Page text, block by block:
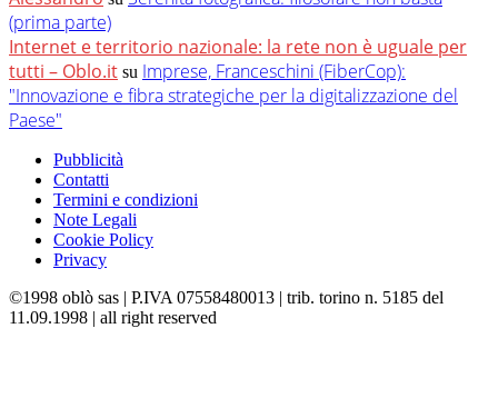
(prima parte)
Internet e territorio nazionale: la rete non è uguale per
tutti – Oblo.it su Imprese, Franceschini (FiberCop):
"Innovazione e fibra strategiche per la digitalizzazione del
Paese"
Pubblicità
Contatti
Termini e condizioni
Note Legali
Cookie Policy
Privacy
©1998 oblò sas | P.IVA 07558480013 | trib. torino n. 5185 del
11.09.1998 | all right reserved